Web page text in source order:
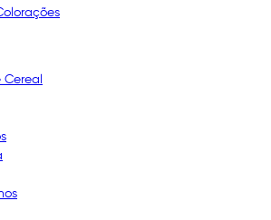
Cereal